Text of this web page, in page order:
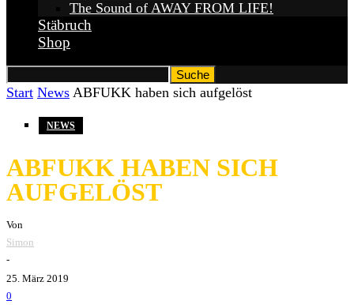
The Sound of AWAY FROM LIFE!
Stäbruch
Shop
Start News ABFUKK haben sich aufgelöst
NEWS
ABFUKK HABEN SICH
AUFGELÖST
Von
Simon
-
25. März 2019
0